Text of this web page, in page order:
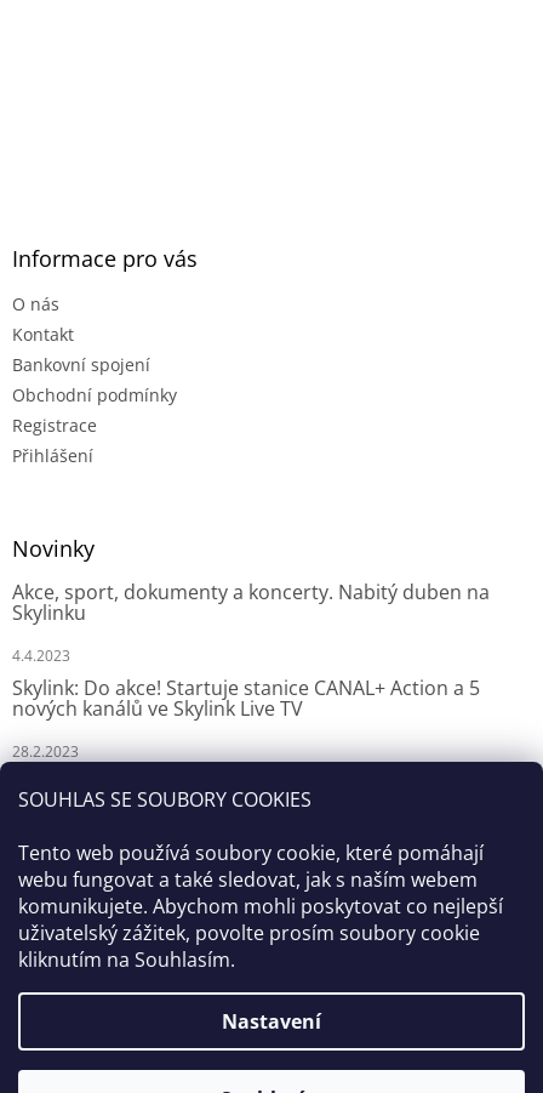
SOUHLAS SE SOUBORY COOKIES
Tento web používá soubory cookie, které pomáhají
webu fungovat a také sledovat, jak s naším webem
komunikujete. Abychom mohli poskytovat co nejlepší
uživatelský zážitek, povolte prosím soubory cookie
kliknutím na Souhlasím.
Nastavení
Informace pro vás
O nás
Kontakt
Bankovní spojení
Obchodní podmínky
Registrace
Přihlášení
Novinky
Akce, sport, dokumenty a koncerty. Nabitý duben na
Skylinku
4.4.2023
Skylink: Do akce! Startuje stanice CANAL+ Action a 5
nových kanálů ve Skylink Live TV
28.2.2023
Vytvořil Shoptet